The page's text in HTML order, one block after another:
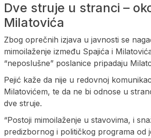
Dve struje u stranci –
Milatovića
Zbog oprečnih izjava u javnosti se
mimoilaženje između Spajića i
“neposlušne” poslanice pripadaju
Pejić kaže da nije u redovnoj
Milatovićem, te da ne bi odnose u
dve struje.
“Postoji mimoilaženje u stavovima, i
predizbornog i političkog programa od